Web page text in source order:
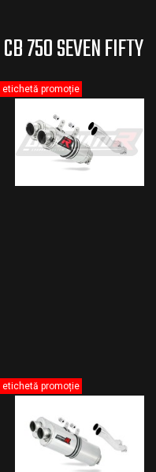
CB 750 SEVEN FIFTY
etichetă promoție
etichetă promoție